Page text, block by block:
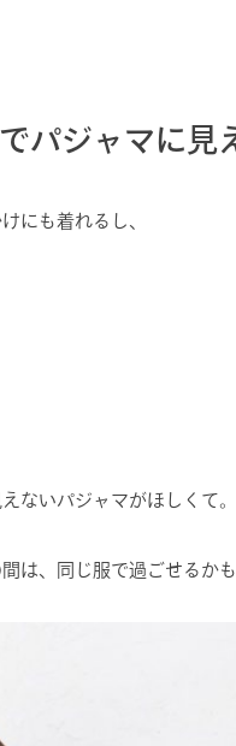
パジャマに見
にも着れるし、
ないパジャマがほしくて。
は、同じ服で過ごせるかも